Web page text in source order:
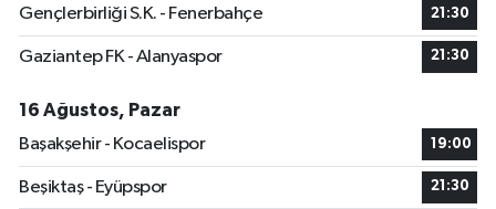
Gençlerbirliği S.K. - Fenerbahçe 21:30
Gaziantep FK - Alanyaspor 21:30
16 Ağustos, Pazar
Başakşehir - Kocaelispor
19:00
Beşiktaş - Eyüpspor 21:30